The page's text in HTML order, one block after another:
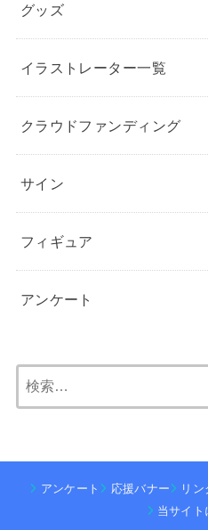
グッズ
イラストレーター一覧
クラウドファンディング
サイン
フィギュア
アンケート
アンケート 応援バナー リン
当サイト